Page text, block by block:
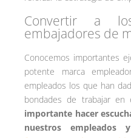
Convertir a
embajadores de
Conocemos importantes
potente marca
empleados los que han
bondades de trabajar en
importante hacer
nuestros empleados